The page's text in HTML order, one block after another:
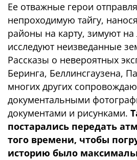
Ее отважные герои
непроходимую тайгу,
районы на карту, зимуют на
исследуют неизведанные
Рассказы о невероятных
Беринга, Беллинсгаузена,
многих других
документальными
документами и рисунками.
постарались передать
того времени, чтобы
историю было